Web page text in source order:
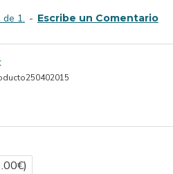
1. - Escribe un Comentario